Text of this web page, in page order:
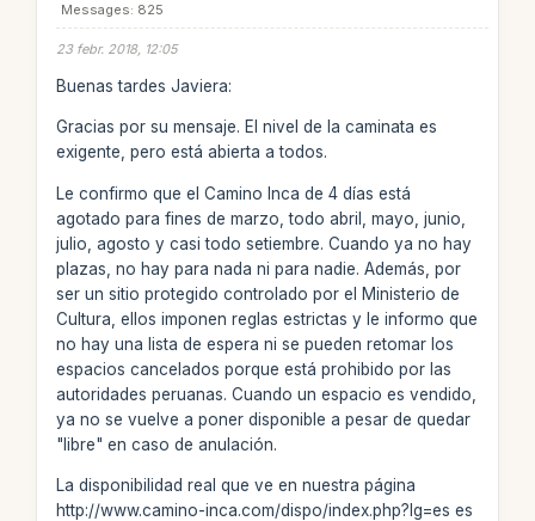
Messages: 825
23 febr. 2018, 12:05
Buenas tardes Javiera:
Gracias por su mensaje. El nivel de la caminata es
exigente, pero está abierta a todos.
Le confirmo que el Camino Inca de 4 días está
agotado para fines de marzo, todo abril, mayo, junio,
julio, agosto y casi todo setiembre. Cuando ya no hay
plazas, no hay para nada ni para nadie. Además, por
ser un sitio protegido controlado por el Ministerio de
Cultura, ellos imponen reglas estrictas y le informo que
no hay una lista de espera ni se pueden retomar los
espacios cancelados porque está prohibido por las
autoridades peruanas. Cuando un espacio es vendido,
ya no se vuelve a poner disponible a pesar de quedar
"libre" en caso de anulación.
La disponibilidad real que ve en nuestra página
http://www.camino-inca.com/dispo/index.php?lg=es es